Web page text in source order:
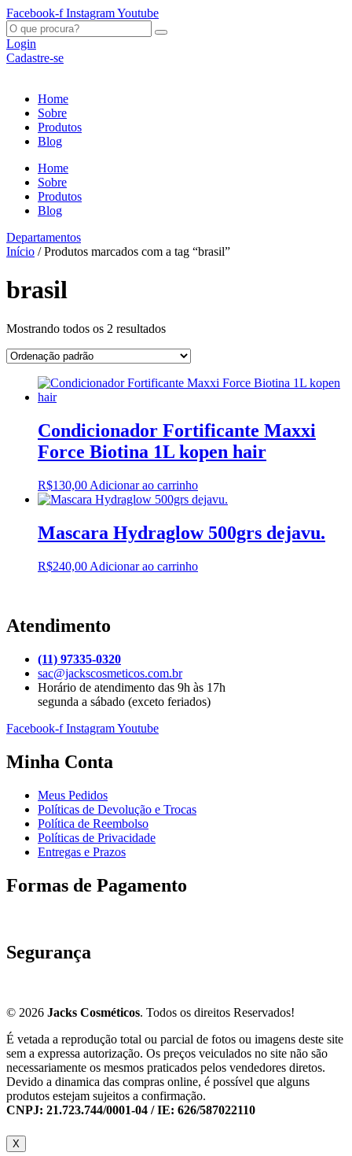
Ir
para
o
conteúdo
Facebook-f InstagramYoutube
O
que
procura?
Login
Cadastre-se
Home
Sobre
Produtos
Blog
Home
Sobre
Produtos
Blog
Departamentos
Início / Produtos marcados com a tag “brasil”
brasil
Mostrando todos os 2 resultados
Condicionador Fortificante Maxxi
Force Biotina 1L kopen hair
R$130,00 Adicionar ao carrinho
Mascara Hydraglow 500grs dejavu.
R$240,00 Adicionar ao carrinho
Atendimento
(11) 97335-0320
sac@jackscosmeticos.com.br
Horário de atendimento das 9h às 17h
segunda a sábado (exceto feriados)
Facebook-f InstagramYoutube
Minha Conta
Meus Pedidos
Políticas de Devolução e Trocas
Política de Reembolso
Políticas de Privacidade
Entregas e Prazos
Formas de Pagamento
Segurança
© 2026 Jacks Cosméticos. Todos os direitos Reservados!
É vetada a reprodução total ou parcial de fotos ou imagens deste site
sem a expressa autorização. Os preços veiculados no site não são
necessariamente os mesmos praticados pelos vendedores diretos.
Devido a dinamica das compras online, é possível que alguns
produtos estejam sujeitos a confirmação.
CNPJ: 21.723.744/0001-04 / IE: 626/587022110
X